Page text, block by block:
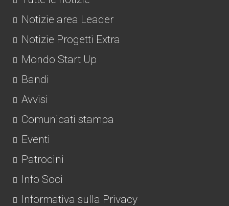
Notizie area Leader
Notizie Progetti Extra
Mondo Start Up
Bandi
Avvisi
Comunicati stampa
Eventi
Patrocini
Info Soci
Informativa sulla Privacy